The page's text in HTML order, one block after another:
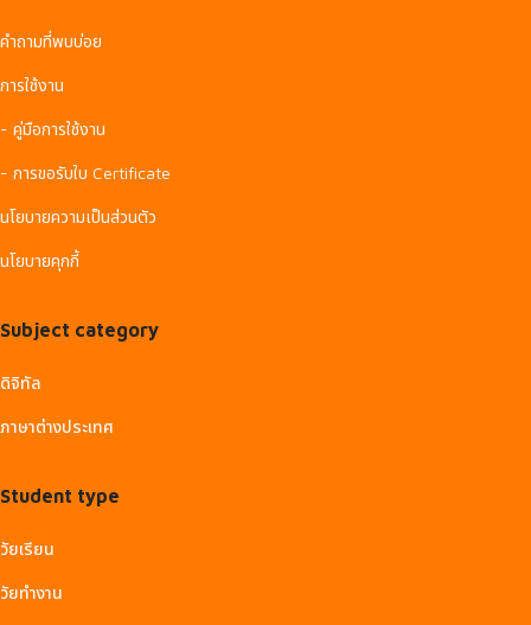
คำถามที่พบบ่อย
การใช้งาน
- คู่มือการใช้งาน
- การขอรับใบ Certificate
นโยบายความเป็นส่วนตัว
นโยบายคุกกี้
Subject category
ดิจิทัล
ภาษาต่างประเทศ
Student type
วัยเรียน
วัยทำงาน